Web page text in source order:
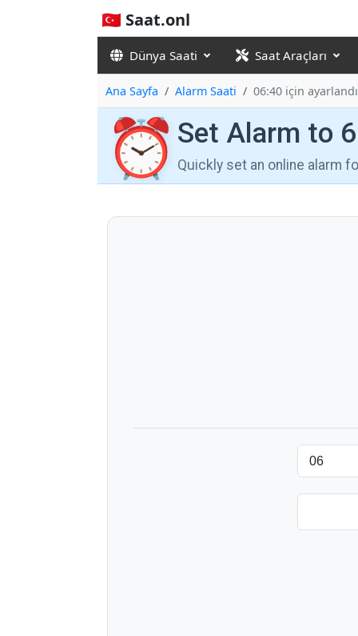
🇹🇷 Saat.onl
Dünya Saati Saat Araçları
Ana Sayfa Alarm Saati 06:40 için ayarlandı
⏰ Set Alarm to
Quickly set an online alarm